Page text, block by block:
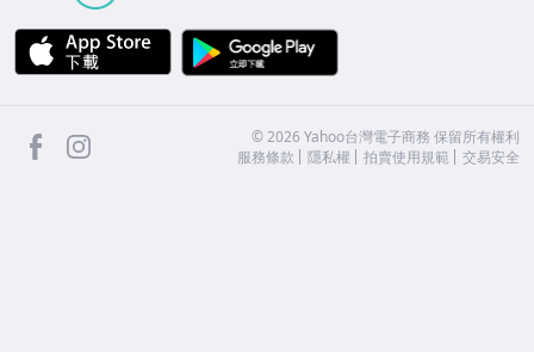
APP Store
facebook ©2026 Yahoo台灣電子商務 保留所有權利
服務條款
隱私權 拍賣使用規範 交易安全